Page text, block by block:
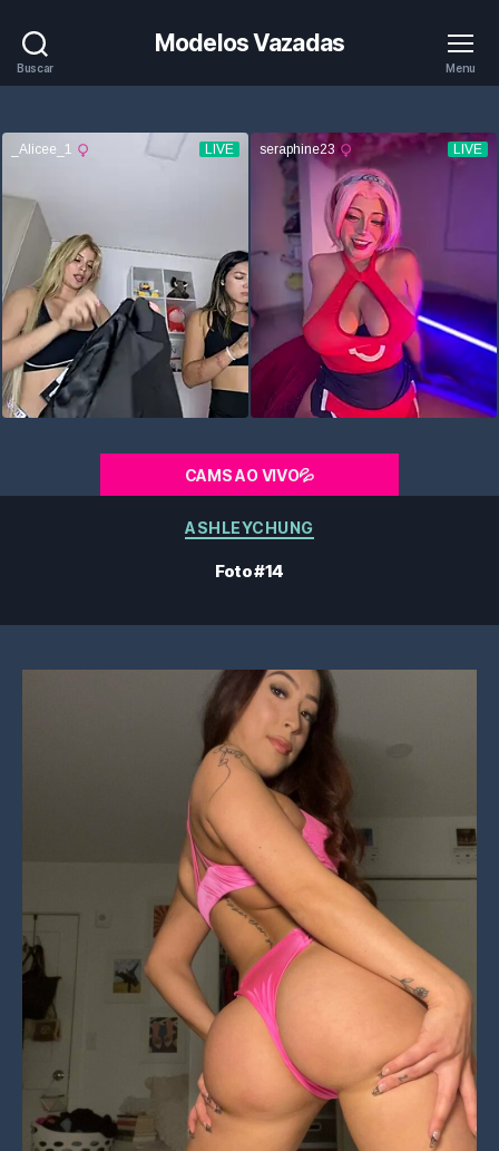
Buscar
Modelos Vazadas
Menu
CAMS AO VIVO💦
Categorias
ASHLEYCHUNG
Foto #14